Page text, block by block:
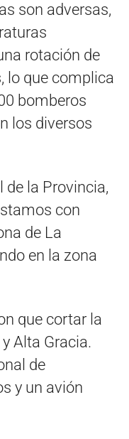
son adversas,
rotación de
lo que complica
bomberos
los diversos
de la Provincia,
con
de La
en la zona
que cortar la
Alta Gracia.
de
y un avión